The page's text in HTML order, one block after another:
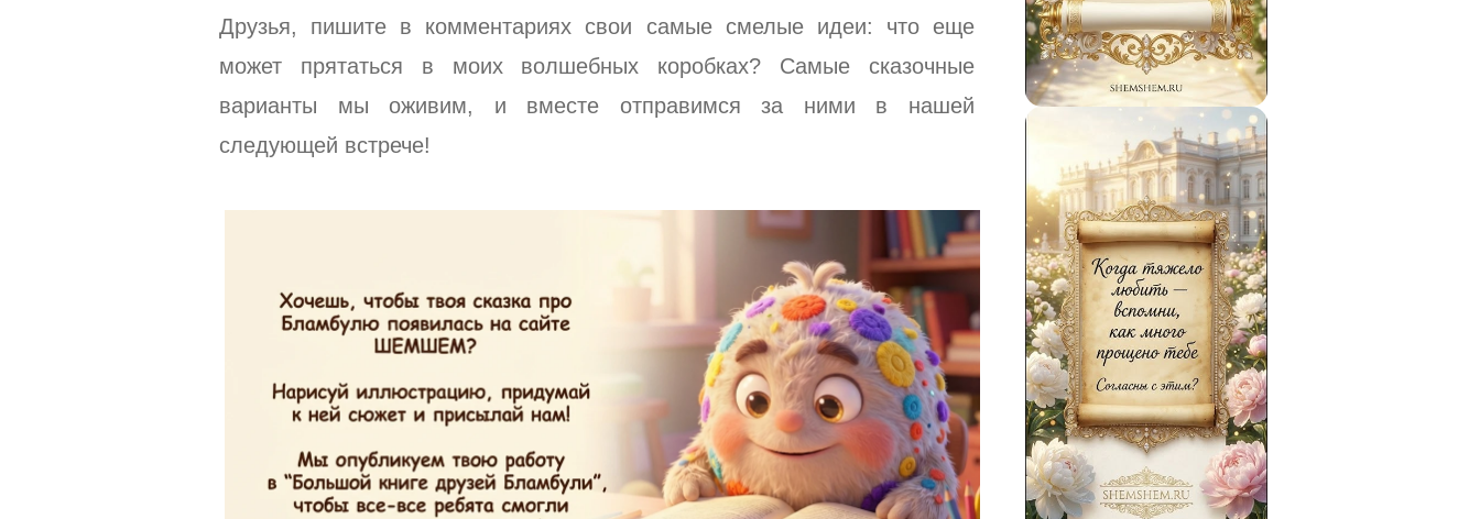
Друзья, пишите в комментариях свои самые смелые идеи: что еще
может прятаться в моих волшебных коробках? Самые сказочные
варианты мы оживим, и вместе отправимся за ними в нашей
следующей встрече!